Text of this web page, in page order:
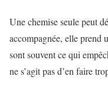
Une chemise seule peut
accompagnée, elle prend
sont souvent ce qui
ne s’agit pas d’en faire